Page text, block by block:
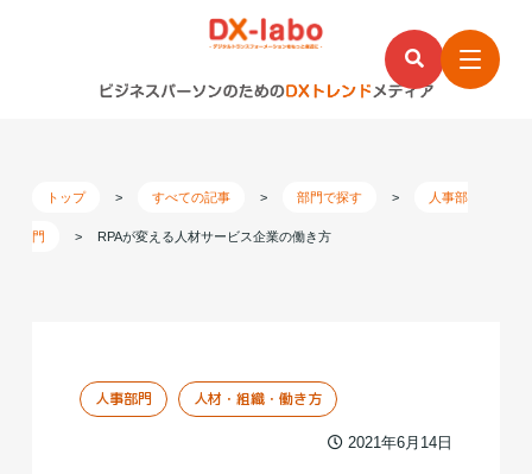
トップ > すべての記事 > 部門で探す > 人事部
門 > RPAが変える人材サービス企業の働き方
人事部門 人材・組織・働き方
2021年6月14日